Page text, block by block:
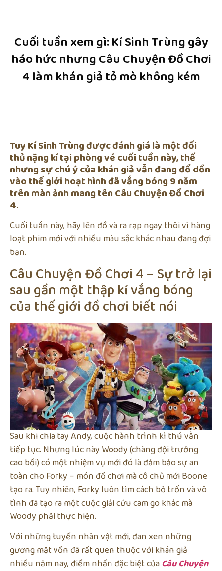
Cuối tuần xem gì: Kí Sinh Trùng gây
háo hức nhưng Câu Chuyện Đồ Chơi
4 làm khán giả tỏ mò không kém
Tuy Kí Sinh Trùng được đánh giá là một đối
thủ nặng kí tại phòng vé cuối tuần này, thế
nhưng sự chú ý của khán giả vẫn đang đổ dồn
vào thế giới hoạt hình đã vắng bóng 9 năm
trên màn ảnh mang tên Câu Chuyện Đồ Chơi
4.
Cuối tuần này, hãy lên đồ và ra rạp ngay thôi vì hàng
loạt phim mới với nhiều màu sắc khác nhau đang đợi
bạn.
Câu Chuyện Đồ Chơi 4 – Sự trở lại
sau gần một thập kỉ vắng bóng
của thế giới đồ chơi biết nói
Sau khi chia tay Andy, cuộc hành trình kì thú vẫn
tiếp tục. Nhưng lúc này Woody (chàng đội trưởng
cao bồi) có một nhiệm vụ mới đó là đảm bảo sự an
toàn cho Forky – món đồ chơi mà cô chủ mới Boone
tạo ra. Tuy nhiên, Forky luôn tìm cách bỏ trốn và vô
tình đã tạo ra một cuộc giải cứu cam go khác mà
Woody phải thực hiện.
Với những tuyến nhân vật mới, đan xen những
gương mặt vốn đã rất quen thuộc với khán giả
nhiều năm nay, điểm nhấn đặc biệt củaCâu Chuyện